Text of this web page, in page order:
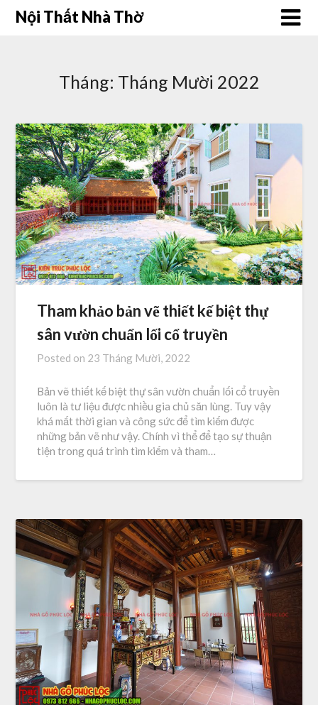
SkipNội Thất Nhà Thờ
Tháng: Tháng Mười 2022
Tham khảo bản vẽ thiết kế biệt thự
sân vườn chuẩn lối cổ truyền
Posted on 23 Tháng Mười, 2022
Bản vẽ thiết kế biệt thự sân vườn chuẩn lối cổ truyền
luôn là tư liệu được nhiều gia chủ săn lùng. Tuy vậy
khá mất thời gian và công sức để tìm kiếm được
những bản vẽ như vậy. Chính vì thể để tạo sự thuận
tiện trong quá trình tìm kiếm và tham…